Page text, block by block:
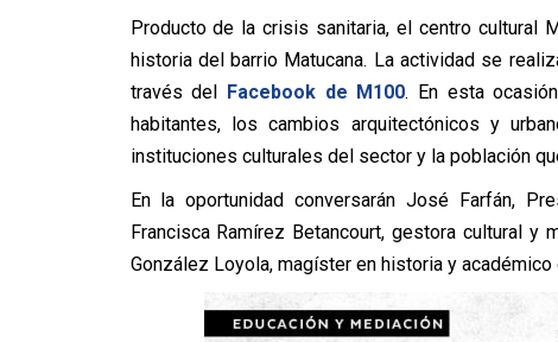
Producto de la crisis sanitaria, el centro cultural
historia del barrio Matucana. La actividad se
través del Facebook de M100. En esta
habitantes, los cambios arquitectónicos y
instituciones culturales del sector y la población
En la oportunidad conversarán José Farfán,
Francisca Ramírez Betancourt, gestora cultural
González Loyola, magíster en historia y